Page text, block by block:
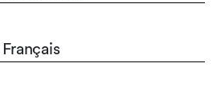
Français